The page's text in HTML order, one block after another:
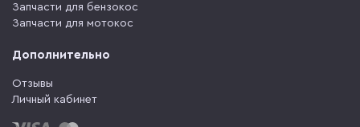
Запчасти для бензокос
Запчасти для мотокос
Дополнительно
Отзывы
Личный кабинет